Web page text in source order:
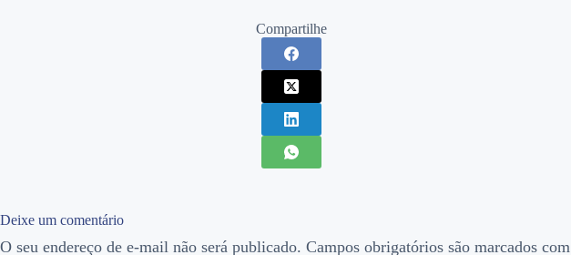
Compartilhe
Deixe um comentário
O seu endereço de e-mail não será publicado. Campos obrigatórios são marcados com